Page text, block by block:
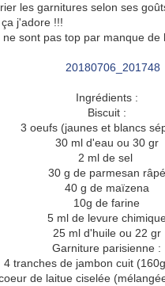
les garnitures selon ses
j'adore !!!
sont pas top par manque de
Ingrédients :
Biscuit :
3 oeufs (jaunes et blancs
30 ml d'eau ou 30 gr
2 ml de sel
30 g de parmesan râpé
40 g de maïzena
10g de farine
5 ml de levure
25 ml d'huile ou 22 gr
Garniture parisienne :
4 tranches de jambon cuit
de laitue ciselée